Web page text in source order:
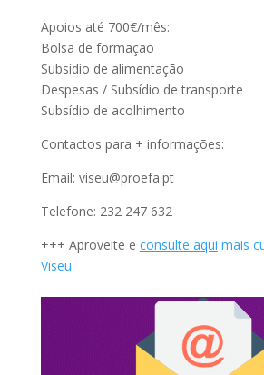
Apoios até 700€/mês:
Bolsa de formação
Subsídio de alimentação
Despesas / Subsídio de transporte
Subsídio de acolhimento
Contactos para + informações:
Email: viseu@proefa.pt
Telefone: 232 247 632
+++ Aproveite e consulte aqui mais
Viseu.